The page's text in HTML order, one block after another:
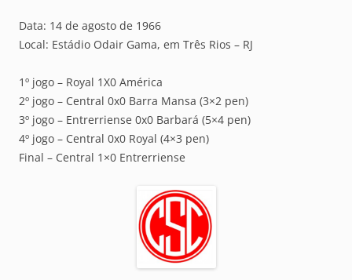
Data: 14 de agosto de 1966
Local: Estádio Odair Gama, em Três Rios – RJ
1º jogo – Royal 1X0 América
2º jogo – Central 0x0 Barra Mansa (3×2 pen)
3º jogo – Entrerriense 0x0 Barbará (5×4 pen)
4º jogo – Central 0x0 Royal (4×3 pen)
Final – Central 1×0 Entrerriense